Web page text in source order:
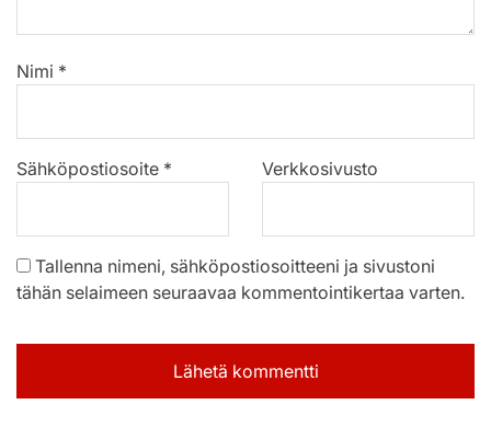
Nimi *
Sähköpostiosoite * Verkkosivusto
Tallenna nimeni, sähköpostiosoitteeni ja sivustoni
tähän selaimeen seuraavaa kommentointikertaa varten.